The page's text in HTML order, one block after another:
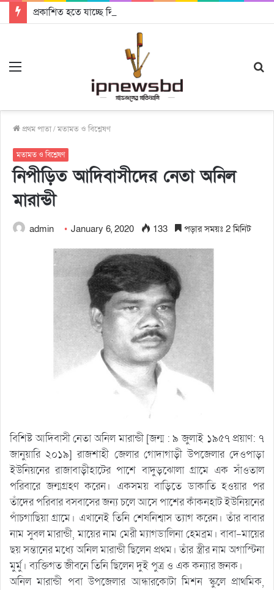
প্রকাশিত হতে যাচ্ছে দি রাবুগার নতুন গান ‘Baljanggi’
প্রথম পাতা/মতামত ও বিশ্লেষণ
মতামত ও বিশ্লেষণ
নিপীড়িত আদিবাসীদের নেতা অনিল
মারান্ডী
admin January 6, 2020 133 পড়ার সময়ঃ 2 মিনিট
বিশিষ্ট আদিবাসী নেতা অনিল মারান্ডী [জন্ম : ৯ জুলাই ১৯৫৭ প্রয়াণ: ৭
জানুয়ারি ২০১৯] রাজশাহী জেলার গোদাগাড়ী উপজেলার দেওপাড়া
ইউনিয়নের রাজাবাড়ীহাটের পাশে বাদুড়ঝোলা গ্রামে এক সাঁওতাল
পরিবারে জন্মগ্রহণ করেন। একসময় বাড়িতে ডাকাতি হওয়ার পর
তাঁদের পরিবার বসবাসের জন্য চলে আসে পাশের কাঁকনহাট ইউনিয়নের
পাঁচগাছিয়া গ্রামে। এখানেই তিনি শেষনিশ্বাস ত্যাগ করেন। তাঁর বাবার
নাম সুবল মারান্ডী, মায়ের নাম মেরী ম্যাগডালিনা হেমব্রম। বাবা-মায়ের
ছয় সন্তানের মধ্যে অনিল মারান্ডী ছিলেন প্রথম। তাঁর স্ত্রীর নাম অগাস্টিনা
মুর্মু। ব্যক্তিগত জীবনে তিনি ছিলেন দুই পুত্র ও এক কন্যার জনক।
অনিল মারান্ডী পবা উপজেলার আন্ধারকোটা মিশন স্কুলে প্রাথমিক,